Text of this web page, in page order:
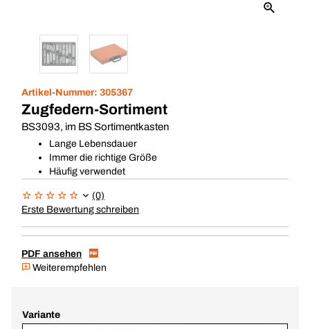
Artikel-Nummer: 305367
Zugfedern-Sortiment
BS3093, im BS Sortimentkasten
Lange Lebensdauer
Immer die richtige Größe
Häufig verwendet
(0)
Erste Bewertung schreiben
PDF ansehen
Weiterempfehlen
Variante